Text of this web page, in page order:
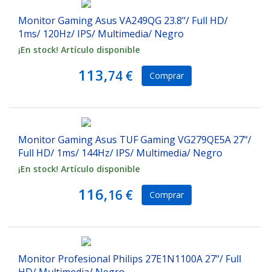
Monitor Gaming Asus VA249QG 23.8"/ Full HD/
1ms/ 120Hz/ IPS/ Multimedia/ Negro
¡En stock! Artículo disponible
113,74 € Comprar
Monitor Gaming Asus TUF Gaming VG279QE5A 27"/
Full HD/ 1ms/ 144Hz/ IPS/ Multimedia/ Negro
¡En stock! Artículo disponible
116,16 € Comprar
Monitor Profesional Philips 27E1N1100A 27"/ Full